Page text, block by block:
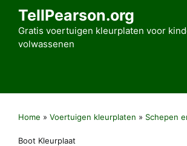
TellPearson.org
Gratis voertuigen kleurplaten voor
volwassenen
Home » Voertuigen kleurplaten » Schepen
Boot Kleurplaat